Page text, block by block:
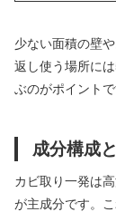
少ない面積の壁
返し使う場所に
ぶのがポイントで
成分構成
カビ取り一発は
が主成分です。